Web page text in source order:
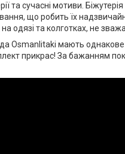
та сучасні мотиви.
що робить їх
одязі та колготках, не
Osmanlitaki мають однакове
прикрас! За бажанням